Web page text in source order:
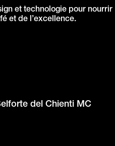
et technologie pour nourrir
et de l’excellence.
del Chienti MC